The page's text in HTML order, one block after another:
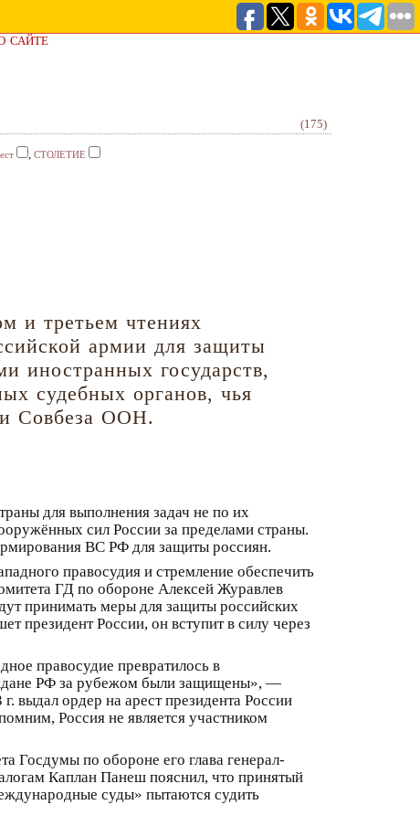
САЙТЕ
(175)
, СТОЛЕТИЕ
и третьем чтениях
армии для защиты
иностранных государств,
судебных органов, чья
Совбеза ООН.
для выполнения задач не по их
сил России за пределами страны.
ВС РФ для защиты россиян.
правосудия и стремление обеспечить
ГД по обороне Алексей Журавлев
принимать меры для защиты российских
президент России, он вступит в силу через
правосудие превратилось в
РФ за рубежом были защищены», —
выдал ордер на арест президента России
Россия не является участником
Госдумы по обороне его глава генерал-
Каплан Панеш пояснил, что принятый
суды» пытаются судить